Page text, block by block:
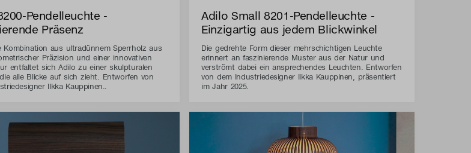
Pendelleuchte -
Präsenz
Kombination aus ultradünnem Sperrholz aus
Präzision und einer innovativen
entfaltet sich Adilo zu einer skulpturalen
alle Blicke auf sich zieht. Entworfen von
Ilkka Kauppinen..
Adilo Small 8201-Pendelleuchte -
Einzigartig aus jedem Blickwinkel
Die gedrehte Form dieser mehrschichtigen Leuchte
erinnert an faszinierende Muster aus der Natur und
verströmt dabei ein ansprechendes Leuchten. Entworfen
von dem Industriedesigner Ilkka Kauppinen, präsentiert
im Jahr 2025.